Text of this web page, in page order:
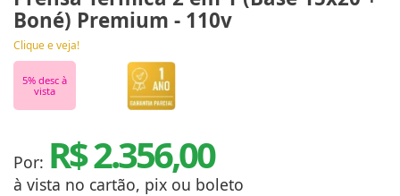
Boné) Premium - 110v
Clique e veja!
5% desc à
vista
Por: R$ 2.356,00
à vista no cartão, pix ou boleto